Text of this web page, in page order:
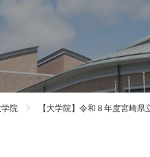
院 【大学院】令和８年度宮崎